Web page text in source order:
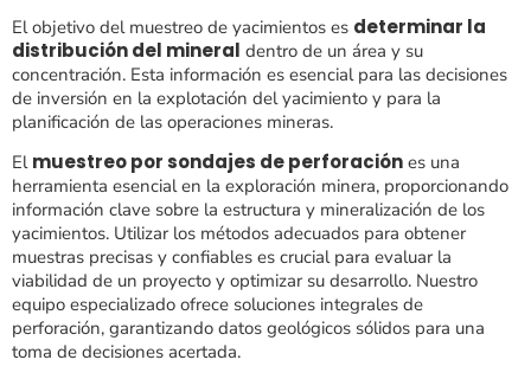
El objetivo del muestreo de yacimientos es determinar la
distribución del mineral dentro de un área y su
concentración. Esta información es esencial para las decisiones
de inversión en la explotación del yacimiento y para la
planificación de las operaciones mineras​.
El muestreo por sondajes de perforación es una
herramienta esencial en la exploración minera, proporcionando
información clave sobre la estructura y mineralización de los
yacimientos. Utilizar los métodos adecuados para obtener
muestras precisas y confiables es crucial para evaluar la
viabilidad de un proyecto y optimizar su desarrollo. Nuestro
equipo especializado ofrece soluciones integrales de
perforación, garantizando datos geológicos sólidos para una
toma de decisiones acertada.